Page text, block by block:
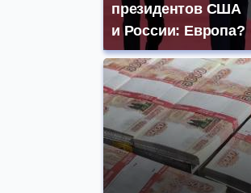
президентов США
и России: Европа?